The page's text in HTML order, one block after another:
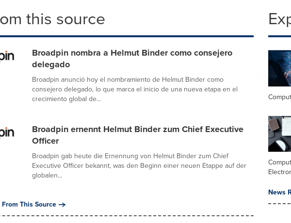
this source
Broadpin nombra a Helmut Binder como consejero
delegado
Broadpin anunció hoy el nombramiento de Helmut Binder como
consejero delegado, lo que marca el inicio de una nueva etapa en el
crecimiento global de...
Broadpin ernennt Helmut Binder zum Chief Executive
Officer
Broadpin gab heute die Ernennung von Helmut Binder zum Chief
Executive Officer bekannt, was den Beginn einer neuen Etappe auf der
globalen...
This Source
News